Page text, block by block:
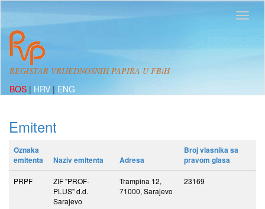
REGISTAR VRIJEDNOSNIH PAPIRA U FBiH
BOS | HRV | ENG
Emitent
Oznaka
emitenta
Naziv emitenta Adresa
Broj vlasnika sa
pravom glasa
PRPF
ZIF "PROF-
PLUS" d.d.
Sarajevo
Trampina 12,
71000, Sarajevo
23169